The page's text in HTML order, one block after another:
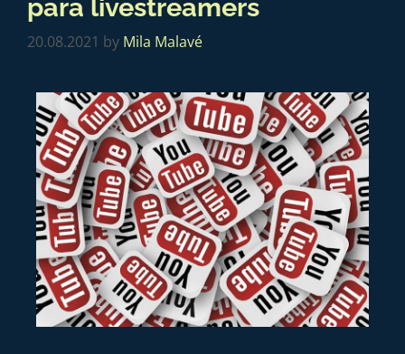
para livestreamers
20.08.2021 by Mila Malavé